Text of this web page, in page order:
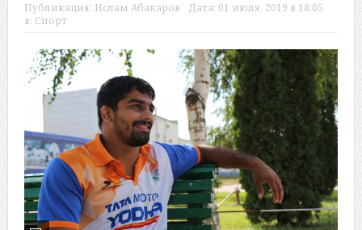
Публикация: Ислам Абакаров Дата: 01 июля, 2019 в 18:05
в: Спорт